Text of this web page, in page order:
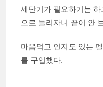
세단기가 필요하기는
으로 돌리자니 끝이 안
마음먹고 인지도 있는
를 구입했다.